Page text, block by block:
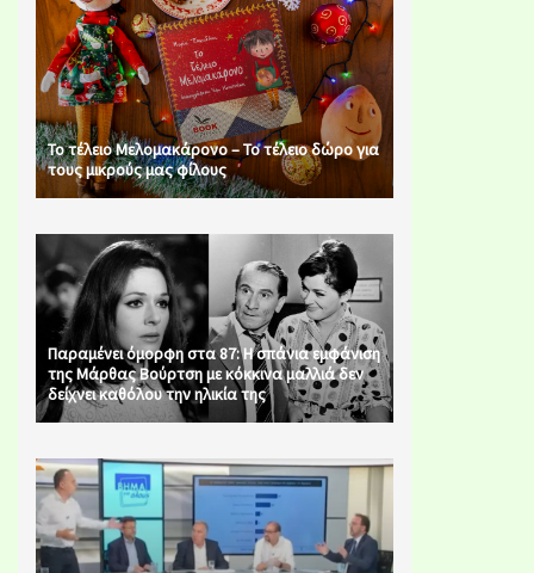
Το τέλειο Μελομακάρονο – Το τέλειο δώρο για
τους μικρούς μας φίλους
Παραμένει όμορφη στα 87: Η σπάνια εμφάνιση
της Μάρθας Βούρτση με κόκκινα μαλλιά δεν
δείχνει καθόλου την ηλικία της